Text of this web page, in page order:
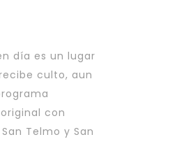
día es un lugar
culto, aun
con
Telmo y San